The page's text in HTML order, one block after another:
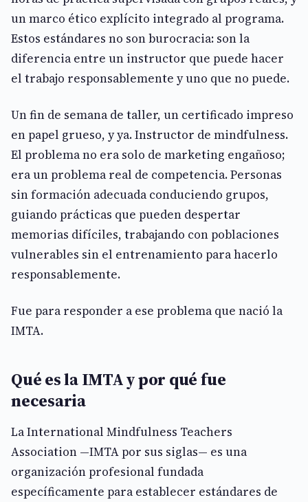
un marco ético explícito integrado al programa.
Estos estándares no son burocracia: son la
diferencia entre un instructor que puede hacer
el trabajo responsablemente y uno que no puede.
Un fin de semana de taller, un certificado impreso
en papel grueso, y ya. Instructor de mindfulness.
El problema no era solo de marketing engañoso;
era un problema real de competencia. Personas
sin formación adecuada conduciendo grupos,
guiando prácticas que pueden despertar
memorias difíciles, trabajando con poblaciones
vulnerables sin el entrenamiento para hacerlo
responsablemente.
Fue para responder a ese problema que nació la
IMTA.
Qué es la IMTA y por qué fue
necesaria
La International Mindfulness Teachers
Association —IMTA por sus siglas— es una
organización profesional fundada
específicamente para establecer estándares de